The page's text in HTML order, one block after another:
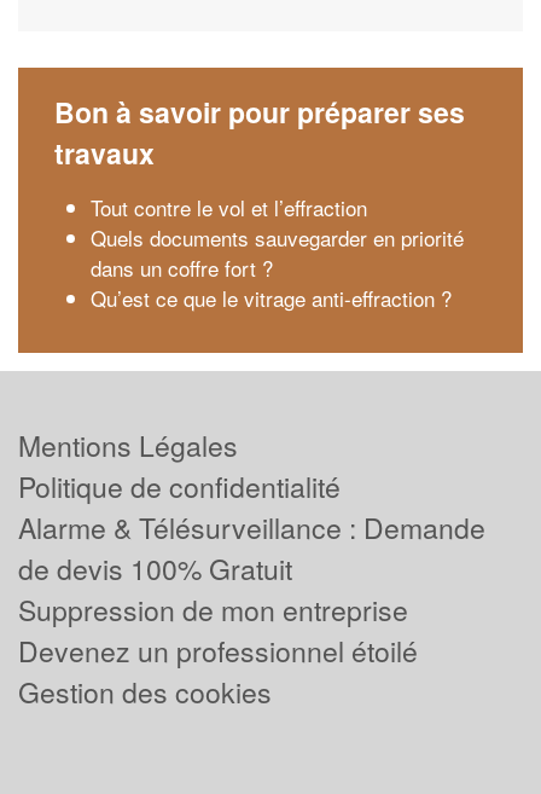
Bon à savoir pour préparer ses
travaux
Tout contre le vol et l’effraction
Quels documents sauvegarder en priorité
dans un coffre fort ?
Qu’est ce que le vitrage anti-effraction ?
Mentions Légales
Politique de confidentialité
Alarme & Télésurveillance : Demande
de devis 100% Gratuit
Suppression de mon entreprise
Devenez un professionnel étoilé
Gestion des cookies